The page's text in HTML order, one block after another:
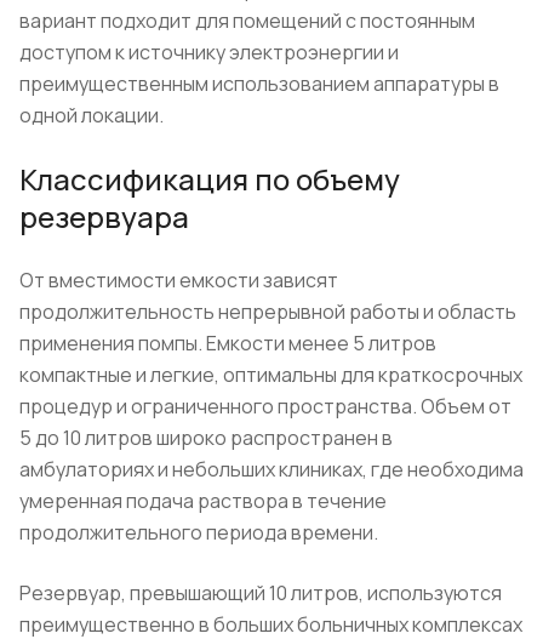
вариант подходит для помещений с постоянным
доступом к источнику электроэнергии и
преимущественным использованием аппаратуры в
одной локации.
Классификация по объему
резервуара
От вместимости емкости зависят
продолжительность непрерывной работы и область
применения помпы. Емкости менее 5 литров
компактные и легкие, оптимальны для краткосрочных
процедур и ограниченного пространства. Объем от
5 до 10 литров широко распространен в
амбулаториях и небольших клиниках, где необходима
умеренная подача раствора в течение
продолжительного периода времени.
Резервуар, превышающий 10 литров, используются
преимущественно в больших больничных комплексах